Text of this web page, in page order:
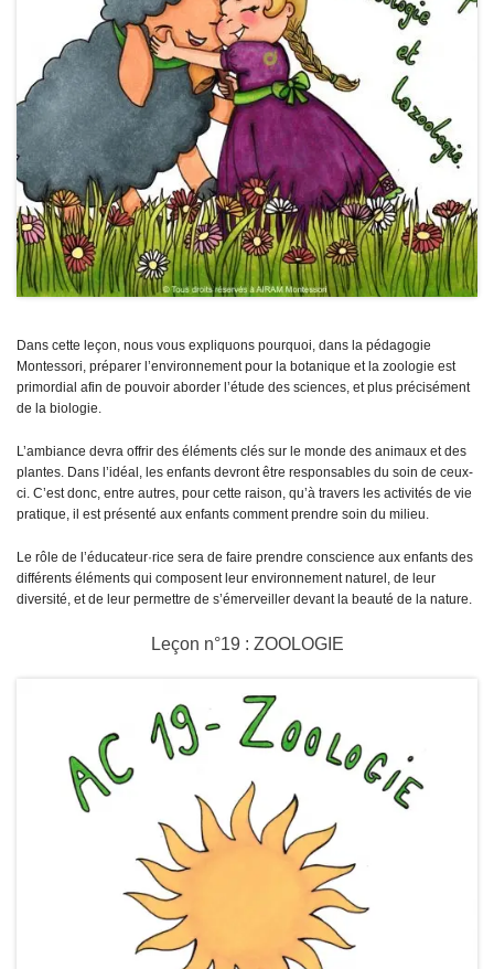
Dans cette leçon, nous vous expliquons pourquoi, dans la pédagogie
Montessori, préparer l’environnement pour la botanique et la zoologie est
primordial afin de pouvoir aborder l’étude des sciences, et plus précisément
de la biologie.
L’ambiance devra offrir des éléments clés sur le monde des animaux et des
plantes. Dans l’idéal, les enfants devront être responsables du soin de ceux-
ci. C’est donc, entre autres, pour cette raison, qu’à travers les activités de vie
pratique, il est présenté aux enfants comment prendre soin du milieu.
Le rôle de l’éducateur·rice sera de faire prendre conscience aux enfants des
différents éléments qui composent leur environnement naturel, de leur
diversité, et de leur permettre de s’émerveiller devant la beauté de la nature.
Leçon n°19 : ZOOLOGIE